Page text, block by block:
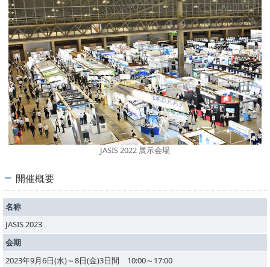
JASIS 2022 展示会場
開催概要
名称
JASIS 2023
会期
2023年9月6日(水)～8日(金)3日間 10:00～17:00